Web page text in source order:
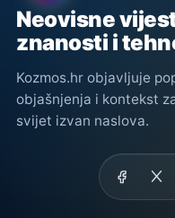
Neovisne
znanosti i
Kozmos.hr objavljuje
objašnjenja i kontekst
svijet izvan naslova.